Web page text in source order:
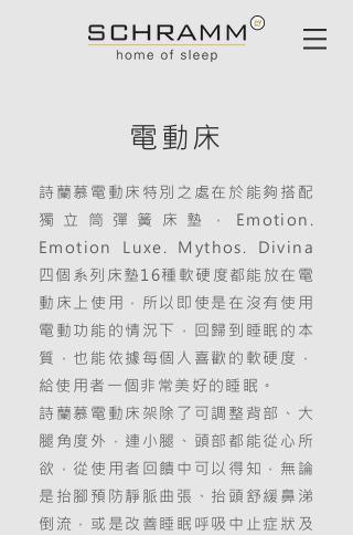
電動床
詩蘭慕電動床特別之處在於能夠搭配
獨立筒彈簧床墊，Emotion.
Emotion Luxe. Mythos. Divina
四個系列床墊16種軟硬度都能放在電
動床上使用，所以即使是在沒有使用
電動功能的情況下，回歸到睡眠的本
質，也能依據每個人喜歡的軟硬度，
給使用者一個非常美好的睡眠。
詩蘭慕電動床架除了可調整背部、大
腿角度外，連小腿、頭部都能從心所
欲，從使用者回饋中可以得知，無論
是抬腳預防靜脈曲張、抬頭舒緩鼻涕
倒流，或是改善睡眠呼吸中止症狀及